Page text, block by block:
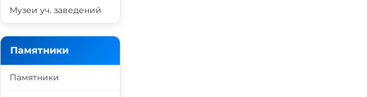
Музеи уч. заведений
Памятники
Памятники